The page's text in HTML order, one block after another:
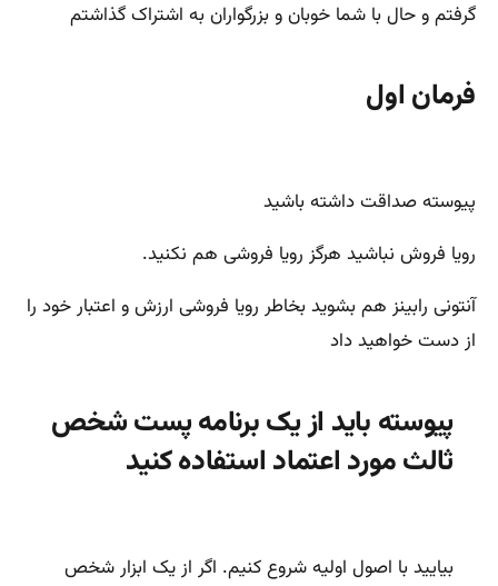
گرفتم و حال با شما خوبان و بزرگواران به اشتراک گذاشتم
فرمان اول
پیوسته صداقت داشته باشید
رویا فروش نباشید هرگز رویا فروشی هم نکنید.
آنتونی رابینز هم بشوید بخاطر رویا فروشی ارزش و اعتبار خود را
از دست خواهید داد
پیوسته باید از یک برنامه پست شخص
ثالث مورد اعتماد استفاده کنید
بیایید با اصول اولیه شروع کنیم. اگر از یک ابزار شخص